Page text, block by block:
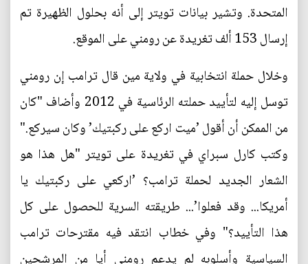
المتحدة. وتشير بيانات تويتر إلى أنه بحلول الظهيرة تم
إرسال 153 ألف تغريدة عن رومني على الموقع.
وخلال حملة انتخابية في ولاية مين قال ترامب إن رومني
توسل إليه لتأييد حملته الرئاسية في 2012 وأضاف "كان
من الممكن أن أقول ’ميت اركع على ركبتيك’ وكان سيركع."
وكتب كارل سبراي في تغريدة على تويتر "هل هذا هو
الشعار الجديد لحملة ترامب؟ ’اركعي على ركبتيك يا
أمريكا... وقد فعلوا’... طريقته السرية للحصول على كل
هذا التأييد؟" وفي خطاب انتقد فيه مقترحات ترامب